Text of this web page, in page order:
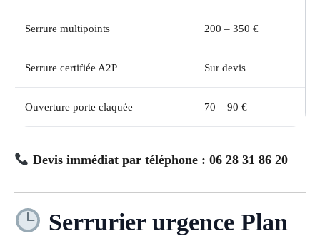
Serrure multipoints 200 – 350 €
Serrure certifiée A2P Sur devis
Ouverture porte claquée 70 – 90 €
Devis immédiat par téléphone : 06 28 31 86 20
Serrurier urgence Plan